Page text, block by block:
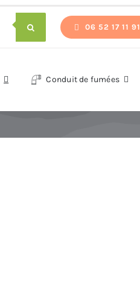
06 52 17 11 91
Conduit de fumées